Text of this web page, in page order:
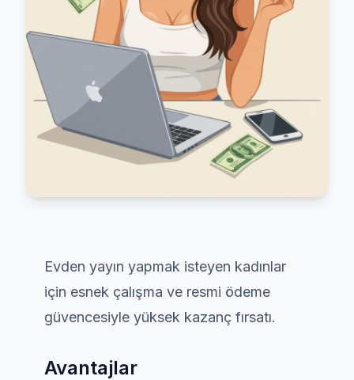
Evden yayın yapmak isteyen kadınlar
için esnek çalışma ve resmi ödeme
güvencesiyle yüksek kazanç fırsatı.
Avantajlar